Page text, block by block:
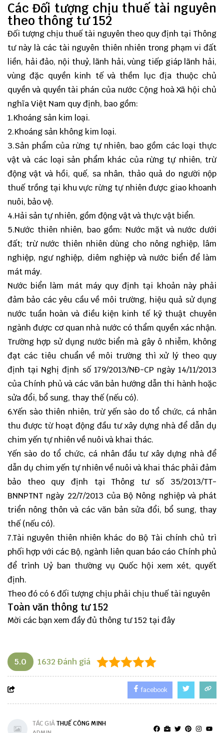
Các Đối tượng chịu thuế tài nguyên
theo thông tư 152
Đối tượng chịu thuế tài nguyên theo quy định tại Thông
tư này là các tài nguyên thiên nhiên trong phạm vi đất
liền, hải đảo, nội thuỷ, lãnh hải, vùng tiếp giáp lãnh hải,
vùng đặc quyền kinh tế và thềm lục địa thuộc chủ
quyền và quyền tài phán của nước Cộng hoà Xã hội chủ
nghĩa Việt Nam quy định, bao gồm:
1.Khoáng sản kim loại.
2.Khoáng sản không kim loại.
3.Sản phẩm của rừng tự nhiên, bao gồm các loại thực
vật và các loại sản phẩm khác của rừng tự nhiên, trừ
động vật và hồi, quế, sa nhân, thảo quả do người nộp
thuế trồng tại khu vực rừng tự nhiên được giao khoanh
nuôi, bảo vệ.
4.Hải sản tự nhiên, gồm động vật và thực vật biển.
5.Nước thiên nhiên, bao gồm: Nước mặt và nước dưới
đất; trừ nước thiên nhiên dùng cho nông nghiệp, lâm
nghiệp, ngư nghiệp, diêm nghiệp và nước biển để làm
mát máy.
Nước biển làm mát máy quy định tại khoản này phải
đảm bảo các yêu cầu về môi trường, hiệu quả sử dụng
nước tuần hoàn và điều kiện kinh tế kỹ thuật chuyên
ngành được cơ quan nhà nước có thẩm quyền xác nhận.
Trường hợp sử dụng nước biển mà gây ô nhiễm, không
đạt các tiêu chuẩn về môi trường thì xử lý theo quy
định tại Nghị định số 179/2013/NĐ-CP ngày 14/11/2013
của Chính phủ và các văn bản hướng dẫn thi hành hoặc
sửa đổi, bổ sung, thay thế (nếu có).
6.Yến sào thiên nhiên, trừ yến sào do tổ chức, cá nhân
thu được từ hoạt động đầu tư xây dựng nhà để dẫn dụ
chim yến tự nhiên về nuôi và khai thác.
Yến sào do tổ chức, cá nhân đầu tư xây dựng nhà để
dẫn dụ chim yến tự nhiên về nuôi và khai thác phải đảm
bảo theo quy định tại Thông tư số 35/2013/TT-
BNNPTNT ngày 22/7/2013 của Bộ Nông nghiệp và phát
triển nông thôn và các văn bản sửa đổi, bổ sung, thay
thế (nếu có).
7.Tài nguyên thiên nhiên khác do Bộ Tài chính chủ trì
phối hợp với các Bộ, ngành liên quan báo cáo Chính phủ
để trình Uỷ ban thường vụ Quốc hội xem xét, quyết
định.
Theo đó có 6 đối tượng chịu phải chịu thuế tài nguyên
Toàn văn thông tư 152
Mời các bạn xem đầy đủ thông tư 152 tại đây
5.0 1632 Đánh giá
facebook
TÁC GIẢTHUẾ CÔNG MINH